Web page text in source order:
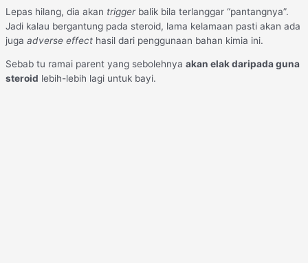
Lepas hilang, dia akan triggerbalik bila terlanggar “pantangnya”.
Jadi kalau bergantung pada steroid, lama kelamaan pasti akan ada
juga adverse effect hasil dari penggunaan bahan kimia ini.
Sebab tu ramai parent yang sebolehnya akan elak daripada guna
steroid lebih-lebih lagi untuk bayi.